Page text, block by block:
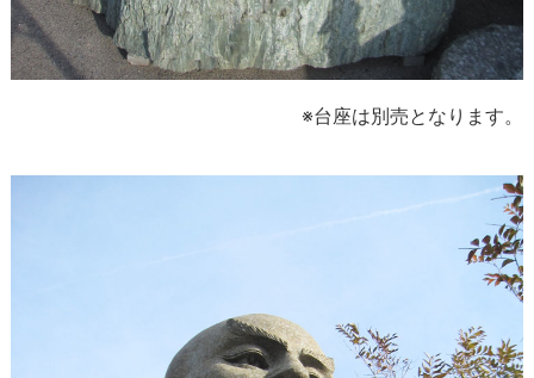
※台座は別売となります。